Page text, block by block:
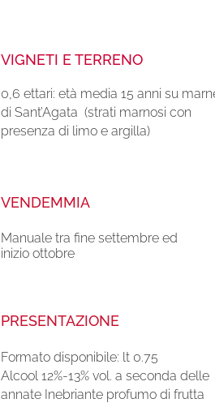
VIGNETI E TERRENO
0,6 ettari: età media 15 anni su
di Sant’Agata (strati marnosi con
presenza di limo e argilla)
VENDEMMIA
Manuale tra fine settembre ed
inizio ottobre
PRESENTAZIONE
Formato disponibile: lt 0.75
Alcool 12%-13% vol. a seconda delle
annate Inebriante profumo di frutta